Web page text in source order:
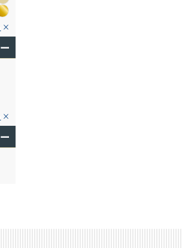
ー
ー